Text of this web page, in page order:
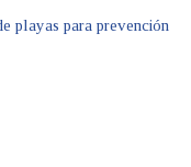
playas para prevención